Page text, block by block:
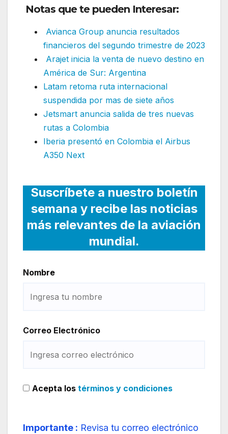
Notas que te pueden Interesar:
Avianca Group anuncia resultados
financieros del segundo trimestre de 2023
Arajet inicia la venta de nuevo destino en
América de Sur: Argentina
Latam retoma ruta internacional
suspendida por mas de siete años
Jetsmart anuncia salida de tres nuevas
rutas a Colombia
Iberia presentó en Colombia el Airbus
A350 Next
Suscríbete a nuestro boletín
semana y recibe las noticias
más relevantes de la aviación
mundial.
Nombre
Correo Electrónico
Acepta los términos y condiciones
Importante : Revisa tu correo electrónico